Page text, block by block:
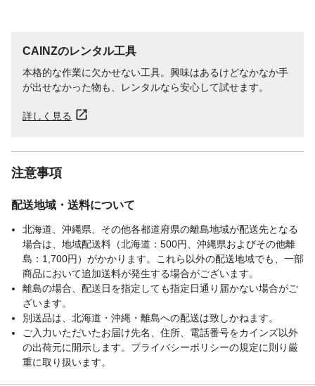
CAINZのレンタル工具
本格的な作業に欠かせない工具。興味はあるけどなかなか手
が出せなかった物も、レンタルなら安心して試せます。
詳しく見る
注意事項
配送地域・送料について
北海道、沖縄県、その他各都道府県の離島地域が配送先となる
場合は、地域配送料（北海道：500円、沖縄県およびその他離
島：1,700円）がかかります。これら以外の配送地域でも、一部
商品において追加送料が発生する場合がございます。
離島の場合、配送日を指定しても指定日通り届かない場合がご
ざいます。
別送品は、北海道・沖縄・離島への配送は致しかねます。
ご入力いただいたお届け先名、住所、電話番号をカインズ以外
の出荷元に開示します。プライバシーポリシーの規定に則り厳
重に取り扱います。